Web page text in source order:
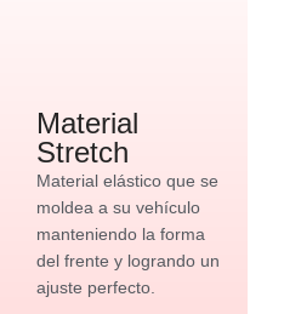
Material
Stretch
Material elástico que se
moldea a su vehículo
manteniendo la forma
del frente y logrando un
ajuste perfecto.